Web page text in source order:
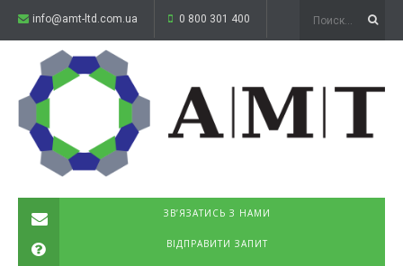
info@amt-ltd.com.ua 0 800 301 400
ЗВ’ЯЗАТИСЬ З НАМИ
ВІДПРАВИТИ ЗАПИТ